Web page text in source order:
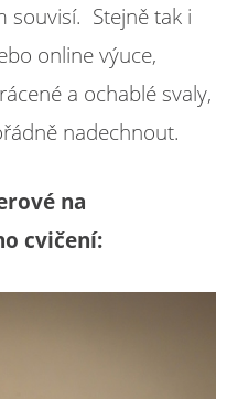
souvisí. Stejně tak i
online výuce,
a ochablé svaly,
nadechnout.
na
cvičení: